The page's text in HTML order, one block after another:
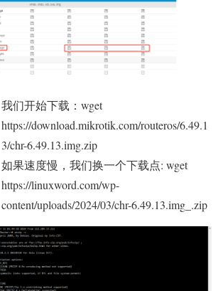
我们开始下载：wget
https://download.mikrotik.com/routeros/6.49.1
3/chr-6.49.13.img.zip
如果速度慢，我们换一个下载点: wget
https://linuxword.com/wp-
content/uploads/2024/03/chr-6.49.13.img_.zip